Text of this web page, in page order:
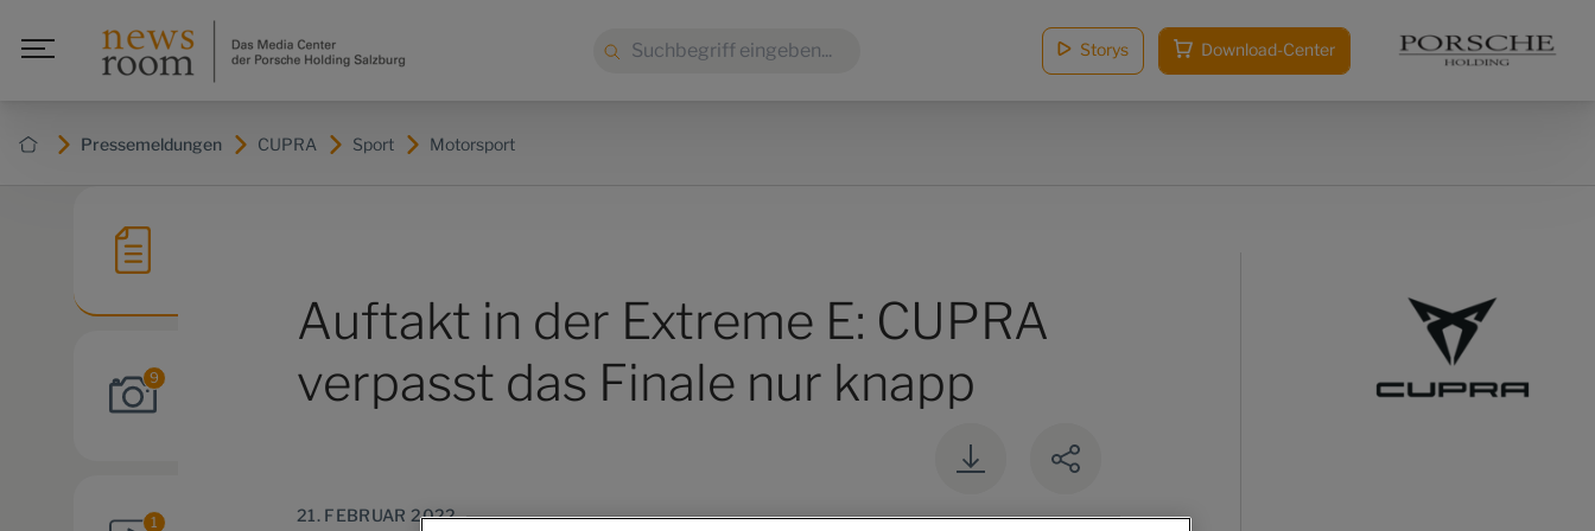
Pressemeldungen CUPRA Sport Motorsport
Suche: Storys Download-Center
9
1
Auftakt in der Extreme E: CUPRA
verpasst das Finale nur knapp
21. FEBRUAR 2022